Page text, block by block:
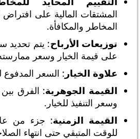
المشتقات المالية على
المخاطر والمكافأة.
توزيعات الأرباح: يتم تحديد
على قيمة الخيار وسعر
علاوة الخيار : السعر
القيمة الجوهرية: الفرق
وسعر التنفيذ للخيار.
القيمة الزمنية: جزء من
للوقت المتبقي حتى انتهاء